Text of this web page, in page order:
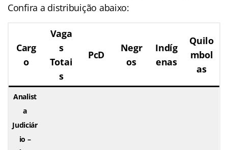
Confira a distribuição abaixo:
Carg
o
Vaga
s
Totai
s
PcD
Negr
os
Indíg
enas
Quilo
mbol
as
Analist
a
Judiciár
io –